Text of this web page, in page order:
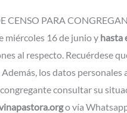
CENSO PARA
miércoles 16 de junio y hasta
al respecto. Recuérdese
Además, los datos
consultar su
o vía